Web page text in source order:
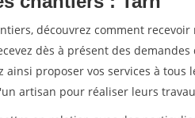
découvrez comment
dès à présent des
proposer vos services à tous
artisan pour réaliser leurs